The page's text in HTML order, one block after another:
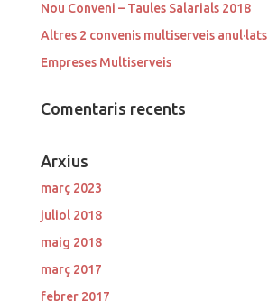
Nou Conveni – Taules Salarials 2018
Altres 2 convenis multiserveis anul·lats
Empreses Multiserveis
Comentaris recents
Arxius
març 2023
juliol 2018
maig 2018
març 2017
febrer 2017